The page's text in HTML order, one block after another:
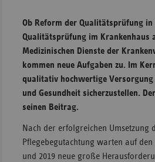
Ob Reform der Qualitätsprüfung in
Qualitätsprüfung im Krankenhaus
Medizinischen Dienste der
kommen neue Aufgaben zu. Im
qualitativ hochwertige Versorgung
und Gesundheit sicherzustellen.
seinen Beitrag.
Nach der erfolgreichen Umsetzung
Pflegebegutachtung warten auf den
und 2019 neue große